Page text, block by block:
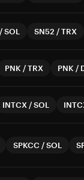
/SOL SN52 /TRX
PNK /TRX PNK /
INTCX /SOL
SPKCC /SOL